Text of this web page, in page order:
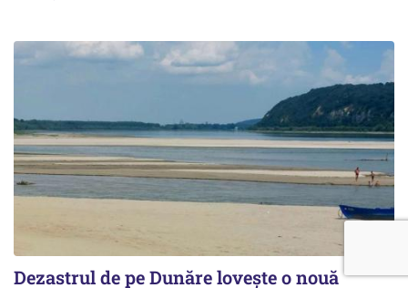
Dezastrul de pe Dunăre lovește o nouă